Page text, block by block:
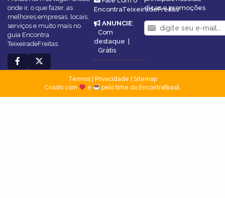
onde ir, o que fazer, as
melhores empresas, locais,
serviços e muito mais no
guia Encontra
TeixeiradeFreitas.
EncontraTeixeiradeFreitas
ANUNCIE:
Com
destaque |
Grátis
dicas e promoções
Termos| Privacidade
Sitemap
Criado com
e pelo time do EncontraBrasil